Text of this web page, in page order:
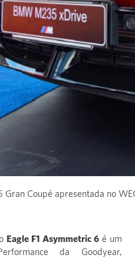
Coupé apresentada no
Eagle F1 Asymmetric 6é um
da Goodyear,